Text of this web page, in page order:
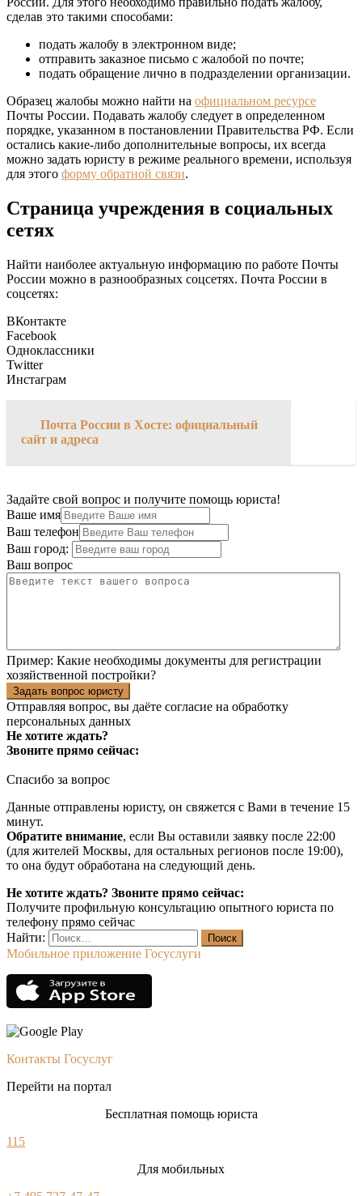
сделав это такими способами:
подать жалобу в электронном виде;
отправить заказное письмо с жалобой по почте;
подать обращение лично в подразделении организации.
Образец жалобы можно найти на официальном ресурсе
Почты России. Подавать жалобу следует в определенном
порядке, указанном в постановлении Правительства РФ. Если
остались какие-либо дополнительные вопросы, их всегда
можно задать юристу в режиме реального времени, используя
для этого форму обратной связи.
Страница учреждения в социальных
сетях
Найти наиболее актуальную информацию по работе Почты
России можно в разнообразных соцсетях. Почта России в
соцсетях:
ВКонтакте
Facebook
Одноклассники
Twitter
Инстаграм
Почта России в Хосте: официальный
сайт и адреса
Задайте свой вопрос и получите помощь юриста!
Ваше имя
Ваш телефон
Ваш город:
Ваш вопрос
Пример: Какие необходимы документы для регистрации
хозяйственной постройки?
Задать вопрос юристу
Отправляя вопрос, вы даёте согласие на обработку
персональных данных
Не хотите ждать?
Звоните прямо сейчас:
Спасибо за вопрос
Данные отправлены юристу, он свяжется с Вами в течение 15
минут.
Обратите внимание, если Вы оставили заявку после 22:00
(для жителей Москвы, для остальных регионов после 19:00),
то она будут обработана на следующий день.
Не хотите ждать? Звоните прямо сейчас:
Получите профильную консультацию опытного юриста по
телефону прямо сейчас
Найти:
Мобильное приложение Госуслуги
Контакты Госуслуг
Перейти на портал
Бесплатная помощь юриста
115
Для мобильных